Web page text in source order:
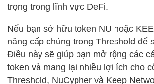
trọng trong lĩnh vực DeFi.
Nếu bạn sở hữu token NU hoặc
nâng cấp chúng trong Threshold để
Điều này sẽ giúp bạn mở rộng các
token và mang lại nhiều lợi ích cho
Threshold, NuCypher và Keep